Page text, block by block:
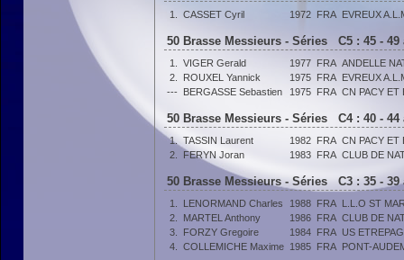
1. CASSET Cyril 1972 FRA EVREUX
50 Brasse Messieurs - Séries C5 : 45 -
1. VIGER Gerald 1977 FRA ANDELLE
2.
ROUXEL Yannick 1975 FRA EVREUX
--- BERGASSE Sebastien 1975 FRA CN PACY ET
50 Brasse Messieurs - Séries C4 : 40 -
1. TASSIN Laurent 1982 FRA CN PACY ET
2.
FERYN Joran 1983 FRA CLUB DE
50 Brasse Messieurs - Séries C3 : 35 -
1. LENORMAND Charles 1988 FRA L.L.O ST
2.
MARTEL Anthony 1986 FRA CLUB DE
3.
FORZY Gregoire 1984 FRA US
4.
COLLEMICHE Maxime 1985 FRA PONT-